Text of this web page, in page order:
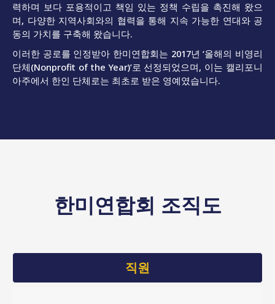
력하며 보다 포용적이고 책임 있는 정책 수립을 촉진해 왔으
며, 다양한 지역사회와의 협력을 통해 지속 가능한 연대와 공
동의 가치를 구축해 왔습니다.
이러한 공로를 인정받아 한미연합회는 2017년 ‘올해의 비영리
단체(Nonprofit of the Year)’로 선정되었으며, 이는 캘리포니
아주에서 한인 단체로는 최초로 받은 영예였습니다.
한미연합회 조직도
직원